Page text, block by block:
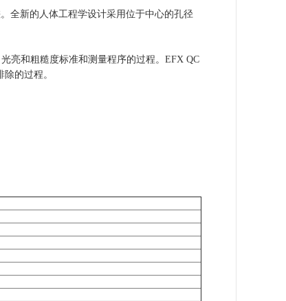
全新的人体工程学设计采用位于中心的孔径
亮和粗糙度标准和测量程序的过程。EFX QC
的过程。